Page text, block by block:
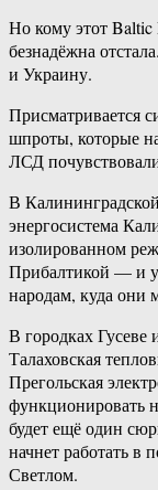
Но кому этот
безнадёжна
и Украину.
Присматривается
шпроты, которые
ЛСД
В
энергосистема
изолированном
Прибалтикой — и
народам, куда они
В городках Гусеве
Талаховская
Прегольская
функционировать
будет ещё один
начнет работать в
Светлом.